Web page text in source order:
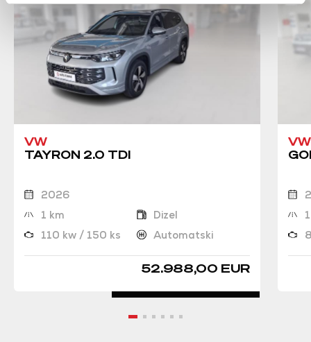
VW
TAYRON 2.0 TDI
2026
1 km
Dizel
110 kw / 150 ks
Automatski
52.988,00 EUR
VW